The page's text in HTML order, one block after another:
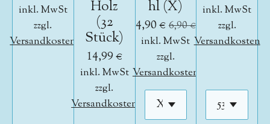
inkl. MwSt
zzgl.
Versandkosten
Holz
(32
Stück)
14,99 €
inkl. MwSt
zzgl.
Versandkosten
hl (X)
4,90 € 6,90 €
inkl. MwSt
zzgl.
Versandkosten
inkl. MwSt
zzgl.
Versandkosten